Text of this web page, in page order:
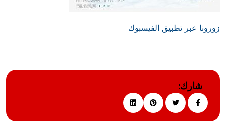
زورونا عبر تطبيق الفيسبوك
شارك: